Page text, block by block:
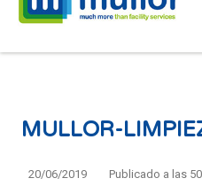
MULLOR-
Publicado
20/06/2019 a las